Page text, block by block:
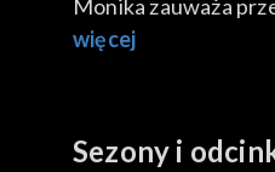
Monika zauważa
procesie. Rafał
więcej
Sezony i